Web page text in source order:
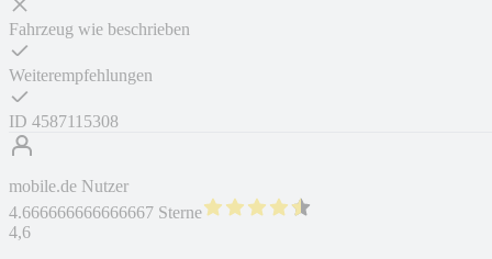
Fahrzeug wie beschrieben
Weiterempfehlungen
ID 4587115308
mobile.de Nutzer
4.666666666666667 Sterne
4,6